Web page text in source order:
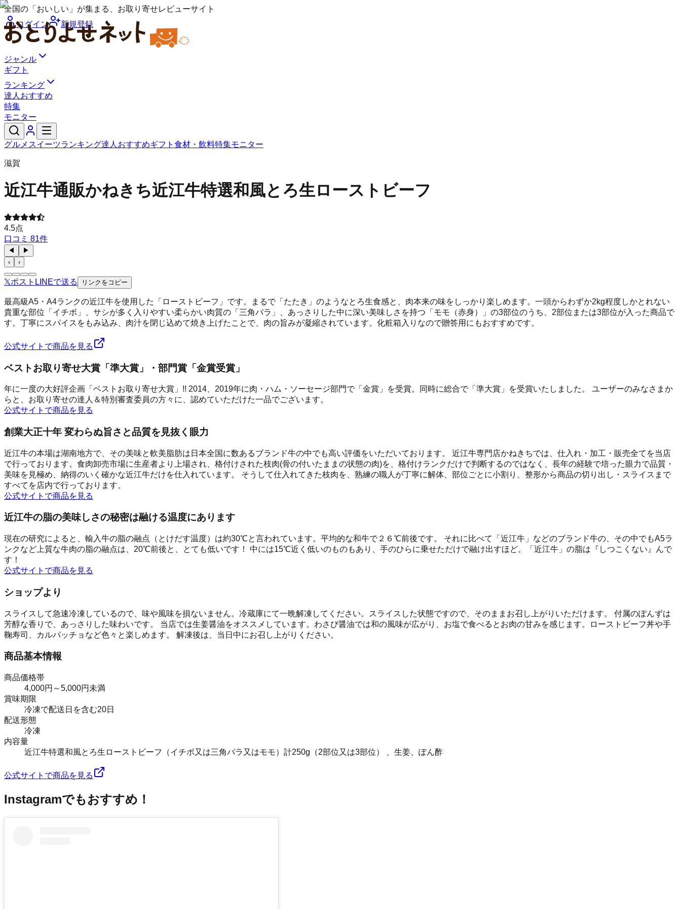
全国の「おいしい」が集まる、お取り寄せレビューサイト
ログイン
新規登録
ジャンル
ギフト
ランキング
達人おすすめ
特集
モニター
グルメ スイーツランキング達人おすすめギフト 食材・飲料特集モニター
滋賀
近江牛通販かねきち近江牛特選和風とろ生ローストビーフ
4.5点
口コミ 81件
◀
▶
‹
›
𝕏ポスト LINEで送る リンクをコピー
最高級A5・A4ランクの近江牛を使用した「ローストビーフ」です。まるで「たたき」のようなとろ生食感と、肉本来の味をしっかり楽しめます。一頭からわずか2kg程度しかとれない
貴重な部位「イチボ」、サシが多く入りやすい柔らかい肉質の「三角バラ」、あっさりした中に深い美味しさを持つ「モモ（赤身）」の3部位のうち、2部位または3部位が入った商品で
す。丁寧にスパイスをもみ込み、肉汁を閉じ込めて焼き上げたことで、肉の旨みが凝縮されています。化粧箱入りなので贈答用にもおすすめです。
公式サイトで商品を見る
ベストお取り寄せ大賞「準大賞」・部門賞「金賞受賞」
年に一度の大好評企画「ベストお取り寄せ大賞」!! 2014、2019年に肉・ハム・ソーセージ部門で「金賞」を受賞。同時に総合で「準大賞」を受賞いたしました。 ユーザーのみなさまか
らと、お取り寄せの達人＆特別審査委員の方々に、認めていただけた一品でございます。
公式サイトで商品を見る
創業大正十年 変わらぬ旨さと品質を見抜く眼力
近江牛の本場は湖南地方で、その美味と軟美脂肪は日本全国に数あるブランド牛の中でも高い評価をいただいております。 近江牛専門店かねきちでは、仕入れ・加工・販売全てを当店
で行っております。食肉卸売市場に生産者より上場され、格付けされた枝肉(骨の付いたままの状態の肉)を、格付けランクだけで判断するのではなく、長年の経験で培った眼力で品質・
美味を見極め、納得のいく確かな近江牛だけを仕入れています。 そうして仕入れてきた枝肉を、熟練の職人が丁寧に解体、部位ごとに小割り、整形から商品の切り出し・スライスまで
すべてを店内で行っております。
公式サイトで商品を見る
近江牛の脂の美味しさの秘密は融ける温度にあります
現在の研究によると、輸入牛の脂の融点（とけだす温度）は約30℃と言われています。平均的な和牛で２６℃前後です。 それに比べて「近江牛」などのブランド牛の、その中でもA5ラ
ンクなど上質な牛肉の脂の融点は、20℃前後と、とても低いです！ 中には15℃近く低いのものもあり、手のひらに乗せただけで融け出すほど。「近江牛」の脂は『しつこくない』んで
す！
公式サイトで商品を見る
ショップより
スライスして急速冷凍しているので、味や風味を損ないません。冷蔵庫にて一晩解凍してください。スライスした状態ですので、そのままお召し上がりいただけます。 付属のぽんずは
芳醇な香りで、あっさりした味わいです。 当店では生姜醤油をオススメしています。わさび醤油では和の風味が広がり、お塩で食べるとお肉の甘みを感じます。ローストビーフ丼や手
鞠寿司、カルパッチョなど色々と楽しめます。 解凍後は、当日中にお召し上がりください。
商品基本情報
商品価格帯
4,000円～5,000円未満
賞味期限
冷凍で配送日を含む20日
配送形態
冷凍
内容量
近江牛特選和風とろ生ローストビーフ（イチボ又は三角バラ又はモモ）計250g（2部位又は3部位） 、生姜、ぽん酢
公式サイトで商品を見る
Instagramでもおすすめ！